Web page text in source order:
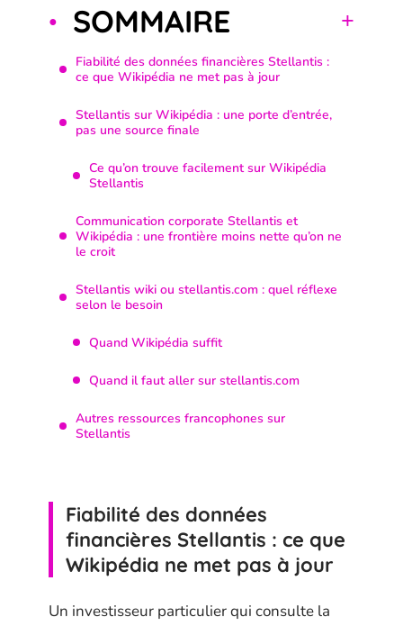
SOMMAIRE
Fiabilité des données financières Stellantis :
ce que Wikipédia ne met pas à jour
Stellantis sur Wikipédia : une porte d’entrée,
pas une source finale
Ce qu’on trouve facilement sur Wikipédia
Stellantis
Communication corporate Stellantis et
Wikipédia : une frontière moins nette qu’on ne
le croit
Stellantis wiki ou stellantis.com : quel réflexe
selon le besoin
Quand Wikipédia suffit
Quand il faut aller sur stellantis.com
Autres ressources francophones sur
Stellantis
Fiabilité des données
financières Stellantis : ce que
Wikipédia ne met pas à jour
Un investisseur particulier qui consulte la